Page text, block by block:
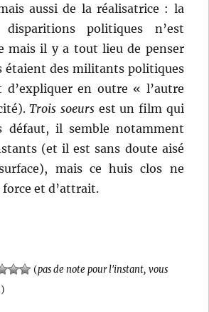
aussi de la réalisatrice : la
politiques n’est
mais il y a tout lieu de penser
étaient des militants politiques
d’expliquer en outre « l’autre
Trois soeurs est un film qui
défaut, il semble notamment
(et il est sans doute aisé
mais ce huis clos ne
force et d’attrait.
(pas de note pour l'instant, vous
)